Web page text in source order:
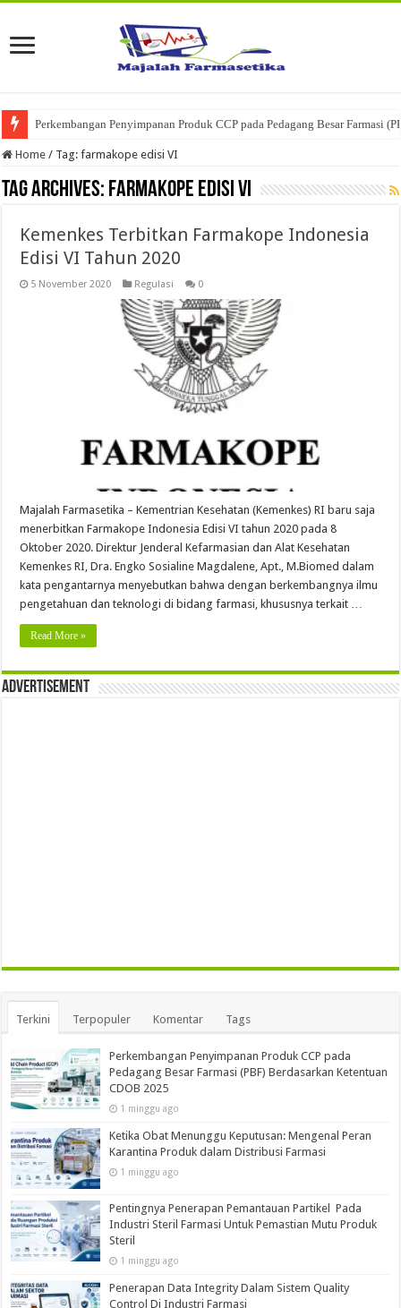
Perkembangan Penyimpanan Produk CCP pada Pedagang Besar Farmasi
Home / Tag:farmakope edisi VI
Tag Archives: farmakope edisi VI
Kemenkes Terbitkan Farmakope Indonesia
Edisi VI Tahun 2020
5 November 2020 Regulasi 0
Majalah Farmasetika – Kementrian Kesehatan (Kemenkes) RI baru saja
menerbitkan Farmakope Indonesia Edisi VI tahun 2020 pada 8
Oktober 2020. Direktur Jenderal Kefarmasian dan Alat Kesehatan
Kemenkes RI, Dra. Engko Sosialine Magdalene, Apt., M.Biomed dalam
kata pengantarnya menyebutkan bahwa dengan berkembangnya ilmu
pengetahuan dan teknologi di bidang farmasi, khususnya terkait …
Read More »
Advertisement
Terkini Terpopuler Komentar Tags
Perkembangan Penyimpanan Produk CCP pada
Pedagang Besar Farmasi (PBF) Berdasarkan Ketentuan
CDOB 2025
1 minggu ago
Ketika Obat Menunggu Keputusan: Mengenal Peran
Karantina Produk dalam Distribusi Farmasi
1 minggu ago
Pentingnya Penerapan Pemantauan Partikel Pada
Industri Steril Farmasi Untuk Pemastian Mutu Produk
Steril
1 minggu ago
Penerapan Data Integrity Dalam Sistem Quality
Control Di Industri Farmasi